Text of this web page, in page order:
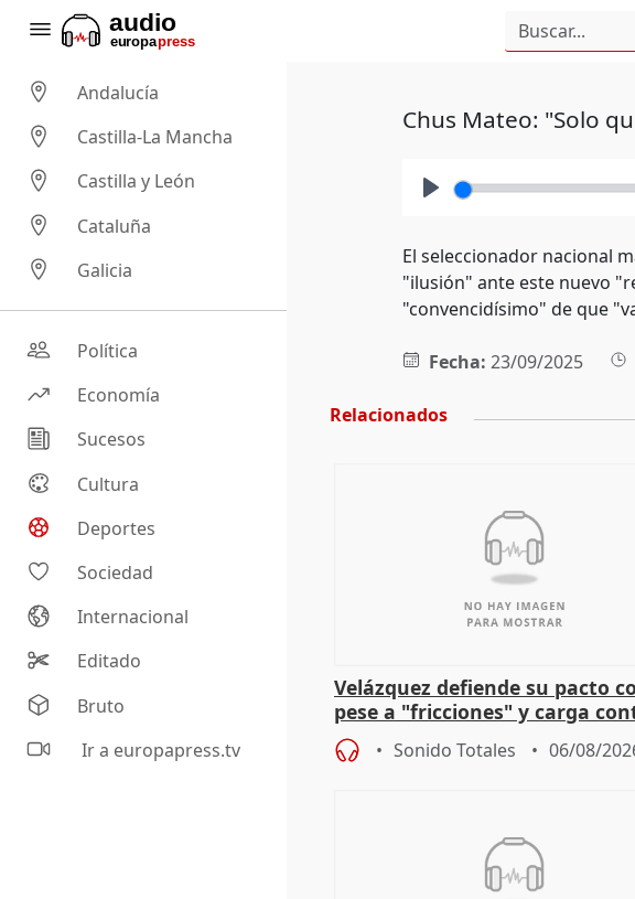
Andalucía
Castilla-La Mancha
Castilla y León
Cataluña
Galicia
Política
Economía
Sucesos
Cultura
Deportes
Sociedad
Internacional
Editado
Bruto
Ir a europapress.tv
Chus Mateo: "Solo
El seleccionador nacional
"ilusión" ante este nuevo
"convencidísimo" de que
Fecha: 23/09/2025
Relacionados
Velázquez defiende su pacto
pese a "fricciones" y carga
Tolón:
Sonido Totales 06/08/